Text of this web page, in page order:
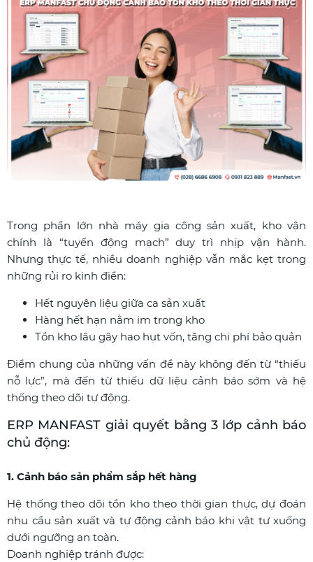
Trong phần lớn nhà máy gia công sản xuất, kho vận
chính là “tuyến động mạch” duy trì nhịp vận hành.
Nhưng thực tế, nhiều doanh nghiệp vẫn mắc kẹt trong
những rủi ro kinh điển:
Hết nguyên liệu giữa ca sản xuất
Hàng hết hạn nằm im trong kho
Tồn kho lâu gây hao hụt vốn, tăng chi phí bảo quản
Điểm chung của những vấn đề này không đến từ “thiếu
nỗ lực”, mà đến từ thiếu dữ liệu cảnh báo sớm và hệ
thống theo dõi tự động.
ERP MANFAST giải quyết bằng 3 lớp cảnh báo
chủ động:
1. Cảnh báo sản phẩm sắp hết hàng
Hệ thống theo dõi tồn kho theo thời gian thực, dự đoán
nhu cầu sản xuất và tự động cảnh báo khi vật tư xuống
dưới ngưỡng an toàn.
Doanh nghiệp tránh được: